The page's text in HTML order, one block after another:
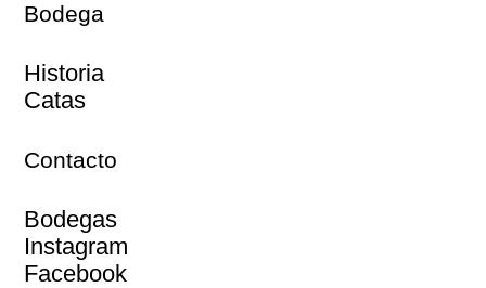
Bodega
Historia
Catas
Contacto
Bodegas
Instagram
Facebook